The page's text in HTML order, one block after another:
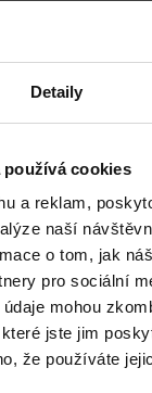
Detaily
používá cookies
a reklam,
naší
o tom, jak
pro sociální
mohou
jste jim
že používáte
zpracovávat Vaše
Společným
ve Vaši
je odpovědná za
informačních
v
naší žádosti,
zveřejnění tohoto